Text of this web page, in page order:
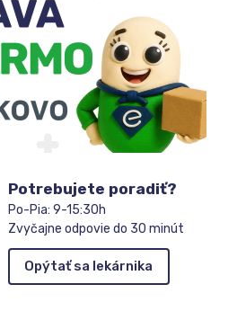
Potrebujete poradiť?
Po-Pia: 9-15:30h
Zvyčajne odpovie do 30 minút
Opýtať sa lekárnika